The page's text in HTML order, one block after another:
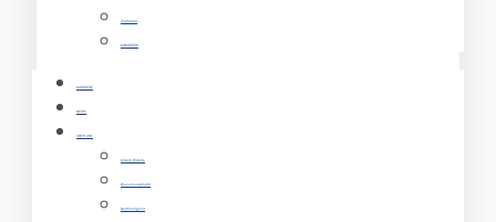
mamocars
KOMWERK
KARRIERE
NEWS
ÜBER UNS
Unsere Historie
Was uns ausmacht
Nachhaltigkeit